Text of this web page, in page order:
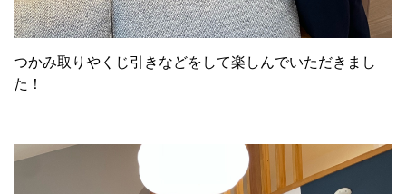
つかみ取りやくじ引きなどをして楽しんでいただきまし
た！